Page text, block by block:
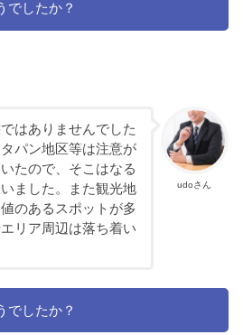
でしたか？
udoさん
はありませんでした
パン地区等は注意が
たので、そこはなる
ました。また観光地
のあるスポットが多
リア周辺は落ち着い
でしたか？